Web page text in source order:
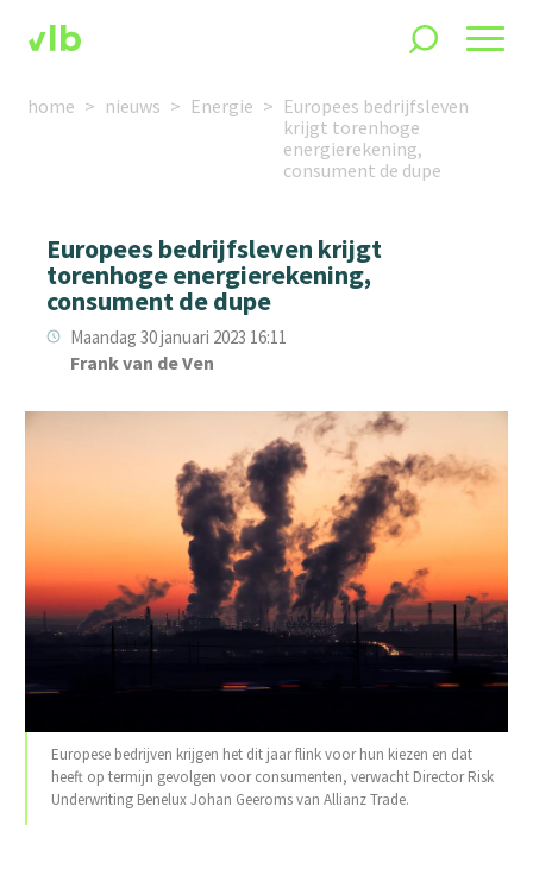
home nieuws Energie
Europees bedrijfsleven
krijgt torenhoge
energierekening,
consument de dupe
Europees bedrijfsleven krijgt
torenhoge energierekening,
consument de dupe
Maandag 30 januari 2023 16:11
Frank van de Ven
Europese bedrijven krijgen het dit jaar flink voor hun kiezen en dat
heeft op termijn gevolgen voor consumenten, verwacht Director Risk
Underwriting Benelux Johan Geeroms van Allianz Trade.